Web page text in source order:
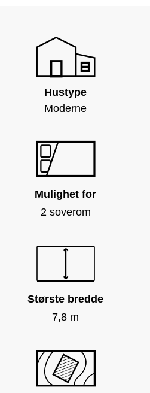
Hustype
Moderne
Mulighet for
2 soverom
Største bredde
7,8 m